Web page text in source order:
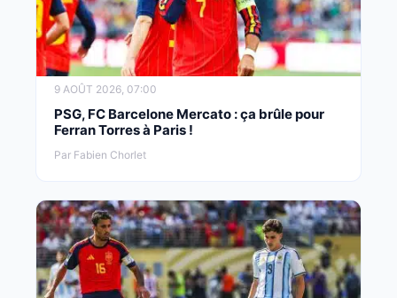
9 AOÛT 2026, 07:00
PSG, FC Barcelone Mercato : ça brûle pour
Ferran Torres à Paris !
Par Fabien Chorlet